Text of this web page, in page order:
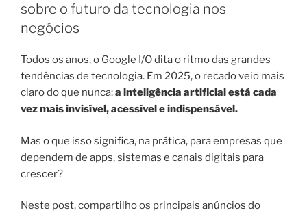
sobre o futuro da tecnologia nos
negócios
Todos os anos, o Google I/O dita o ritmo das grandes
tendências de tecnologia. Em 2025, o recado veio mais
claro do que nunca:a inteligência artificial está cada
vez mais invisível, acessível e indispensável.
Mas o que isso significa, na prática, para empresas que
dependem de apps, sistemas e canais digitais para
crescer?
Neste post, compartilho os principais anúncios do